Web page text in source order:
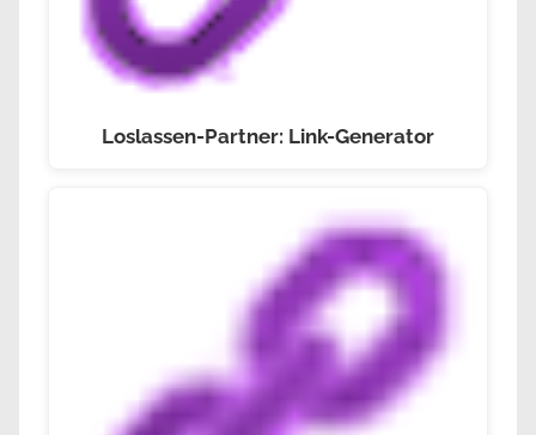
Loslassen-Partner: Link-Generator